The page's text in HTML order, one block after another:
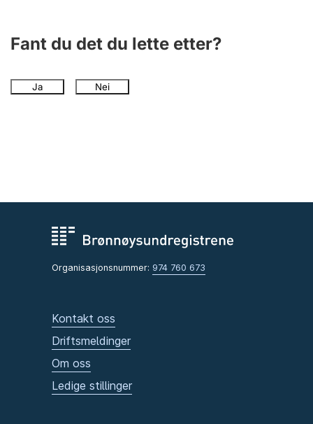
Fant du det du lette etter?
Ja Nei
Organisasjonsnummer: 974 760 673
Kontakt oss
Driftsmeldinger
Om oss
Ledige stillinger